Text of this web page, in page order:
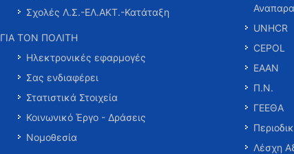
Σχολές Λ.Σ.-ΕΛ.ΑΚΤ.-Κατάταξη
ΓΙΑ ΤΟΝ ΠΟΛΙΤΗ
Ηλεκτρονικές εφαρμογές
Σας ενδιαφέρει
Στατιστικά Στοιχεία
Κοινωνικό Έργο - Δράσεις
Νομοθεσία
UNHCR
CEPOL
ΕΑΑΝ
Π.Ν.
ΓΕΕΘΑ
Λέσχη